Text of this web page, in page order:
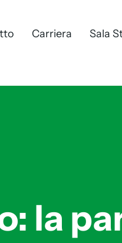
Carriera Sala
la